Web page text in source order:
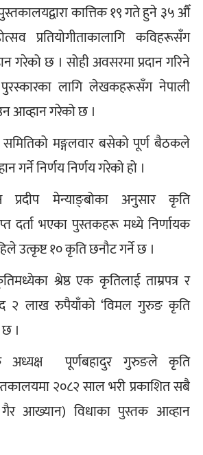
कात्तिक १९ गते हुने ३५ औँ
प्रतियोगीताकालागि कविहरूसँग
गरेको छ । सोही अवसरमा प्रदान गरिने
लागि लेखकहरूसँग नेपाली
आव्हान गरेको छ ।
मङ्गलवार बसेको पूर्ण बैठकले
गर्ने निर्णय निर्णय गरेको हो ।
प्रदीप मेन्याङ्बोका अनुसार कृति
दर्ता भएका पुस्तकहरू मध्ये निर्णायक
उत्कृष्ट १० कृति छनौट गर्ने छ ।
श्रेष्ठ एक कृतिलाई ताम्रपत्र र
२ लाख रुपैयाँको ‘विमल गुरुङ कृति
।
अध्यक्ष  पूर्णबहादुर गुरुङले कृति
२०८२ साल भरी प्रकाशित सबै
आख्यान) विधाका पुस्तक आव्हान